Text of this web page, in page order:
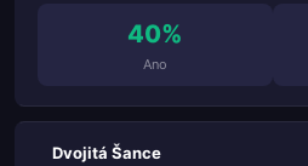
40%
Ano
Dvojitá Šance